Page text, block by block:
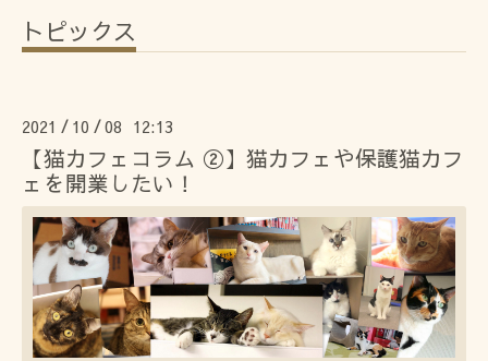
トピックス
2021 / 10 /08 12:13
【猫カフェコラム ②】猫カフェや保護猫カフ
ェを開業したい！